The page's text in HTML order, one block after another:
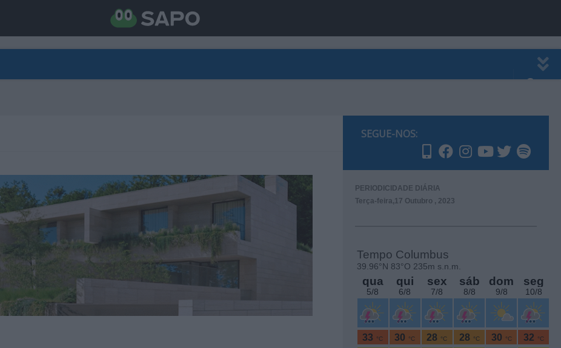
SEGUE-NOS:
PERIODICIDADE DIÁRIA
Terça-feira,17 Outubro , 2023